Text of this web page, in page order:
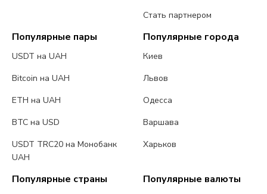
Стать партнером
Популярные пары
USDT на UAH
Bitcoin на UAH
ETH на UAH
BTC на USD
USDT TRC20 на Монобанк
UAH
Популярные города
Киев
Львов
Одесса
Варшава
Харьков
Популярные страны Популярные валюты